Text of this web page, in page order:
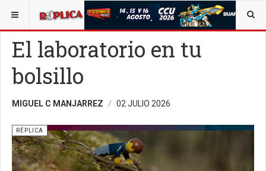
ESTÁ AQUÍ: OPINIÓN RÉPLICA
El laboratorio en tu
bolsillo
MIGUEL C MANJARREZ 02 JULIO 2026
RÉPLICA